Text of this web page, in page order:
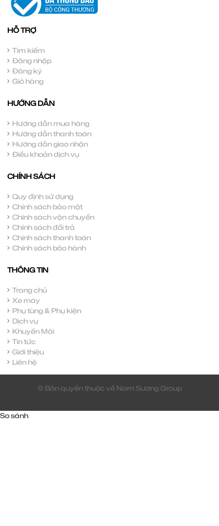
HỖ TRỢ
Tìm kiếm
Đăng nhập
Đăng ký
Giỏ hàng
HƯỚNG DẪN
Hướng dẫn mua hàng
Hướng dẫn thanh toán
Hướng dẫn giao nhận
Điều khoản dịch vụ
CHÍNH SÁCH
Quy định sử dụng
Chính sách bảo mật
Chính sách vận chuyển
Chính sách đổi trả
Chính sách thanh toán
Chính sách bảo hành
THÔNG TIN
Trang chủ
Xe máy
Phụ tùng & Phụ kiện
Dịch vụ
Khuyến Mãi
Tin tức
Giới thiệu
Liên hệ
© Bản quyền thuộc về Nam Sương Group
So sánh